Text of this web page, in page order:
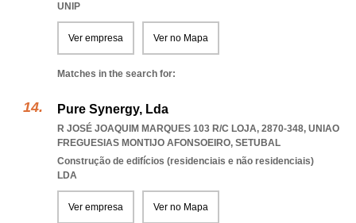
UNIP
Ver empresa Ver no Mapa
Matches in the search for:
Pure Synergy, Lda
R JOSÉ JOAQUIM MARQUES 103 R/C LOJA, 2870-348, UNIAO
FREGUESIAS MONTIJO AFONSOEIRO, SETUBAL
Construção de edifícios (residenciais e não residenciais)
LDA
Ver empresa Ver no Mapa